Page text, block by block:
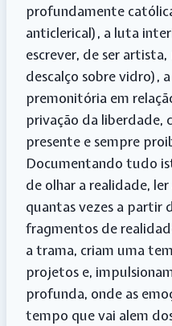
profundamente
anticlerical), a luta
escrever, de ser
descalço sobre vidro),
premonitória em
privação da liberdade,
presente e sempre
Documentando tudo
de olhar a realidade, ler
quantas vezes a partir
fragmentos de
a trama, criam uma
projetos e,
profunda, onde as
tempo que vai alem